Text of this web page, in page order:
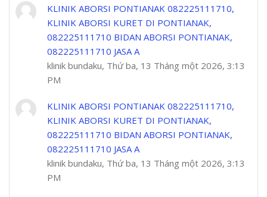
KLINIK ABORSI PONTIANAK 082225111710,
KLINIK ABORSI KURET DI PONTIANAK,
082225111710 BIDAN ABORSI PONTIANAK,
082225111710 JASA A
klinik bundaku, Thứ ba, 13 Tháng một 2026, 3:13
PM
KLINIK ABORSI PONTIANAK 082225111710,
KLINIK ABORSI KURET DI PONTIANAK,
082225111710 BIDAN ABORSI PONTIANAK,
082225111710 JASA A
klinik bundaku, Thứ ba, 13 Tháng một 2026, 3:13
PM